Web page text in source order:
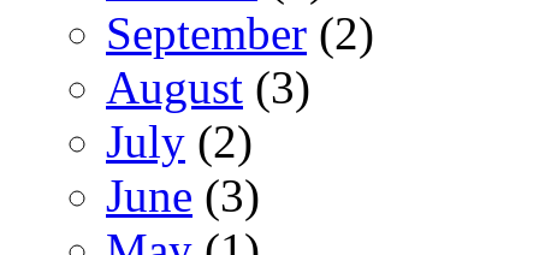
September (2)
August (3)
July (2)
June (3)